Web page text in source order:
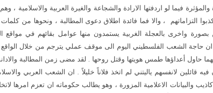
والمؤثرة فيما لو اردفتها الارادة والشجاعة والغيرة العربية
التزاماتهم ، والا فما فائدة اطلاق دعوى المطالبة ، ونحوها من
بصورة واخرى بالعجلة الغربية يستمدون منها عوامل بقائهم في
حاجة الشعب الفلسطيني اليوم الى موقف عملي يترجم من خلال الواقع
حاول أعداؤها طمس هويتها وقتل روحها . لقد مضى زمن المطالبة
فيه قائلين لانفسهم ياليتني لم اتخذ فلاناً خليلاً . ان الشعب العربي
والبيانات الاعلامية المزورة ، وهو يطالب حكوماته ان تعزم